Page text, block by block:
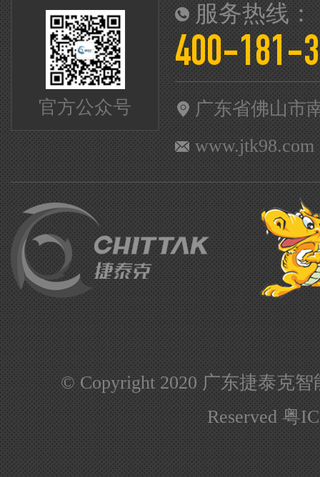
官方公众号
服务热线：
400-181-
广东省佛山市
www.jtk98.com
© Copyright 2020 广东捷泰克
Reserved粤